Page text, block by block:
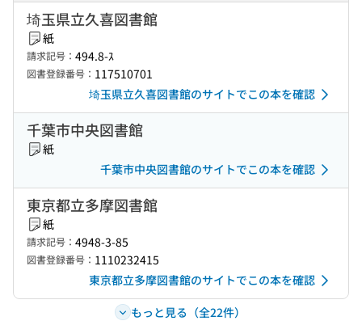
埼玉県立久喜図書館
紙
請求記号： 494.8-ｽ
図書登録番号： 117510701
埼玉県立久喜図書館のサイトでこの本を確認
千葉市中央図書館
紙
千葉市中央図書館のサイトでこの本を確認
東京都立多摩図書館
紙
請求記号： 4948-3-85
図書登録番号： 1110232415
東京都立多摩図書館のサイトでこの本を確認
もっと見る（全22件）